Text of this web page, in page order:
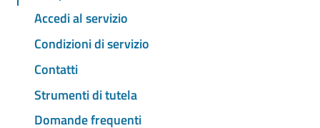
Accedi al servizio
Condizioni di servizio
Contatti
Strumenti di tutela
Domande frequenti